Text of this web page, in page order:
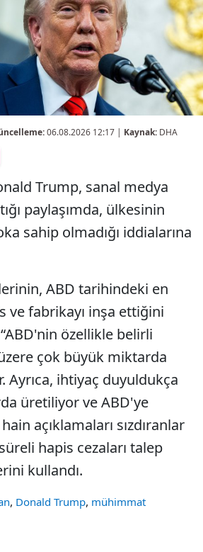
06.08.2026 12:17 | Kaynak: DHA
Trump, sanal medya
paylaşımda, ülkesinin
sahip olmadığı iddialarına
ABD tarihindeki en
ve fabrikayı inşa ettiğini
özellikle belirli
çok büyük miktarda
Ayrıca, ihtiyaç duyuldukça
üretiliyor ve ABD'ye
açıklamaları sızdıranlar
hapis cezaları talep
kullandı.
, Donald Trump, mühimmat